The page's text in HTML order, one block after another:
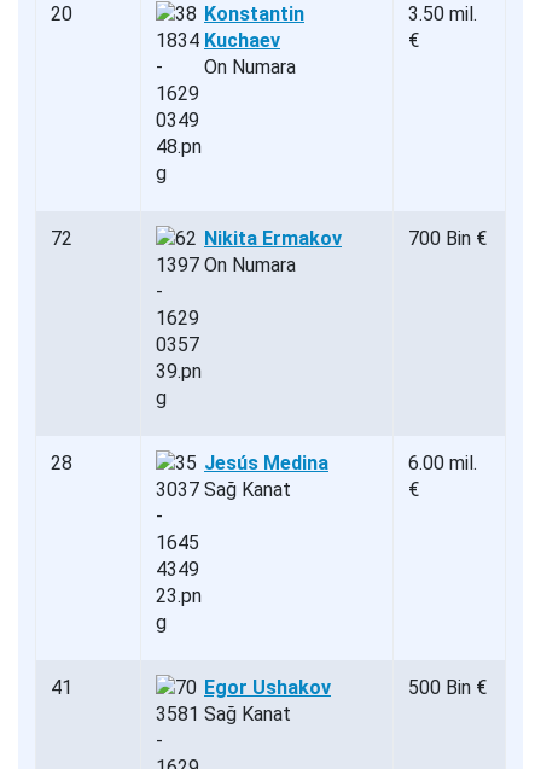
20
Konstantin
Kuchaev
On Numara
3.50 mil.
€
72
Nikita Ermakov
On Numara
700 Bin €
28
Jesús Medina
Sağ Kanat
6.00 mil.
€
41
Egor Ushakov
Sağ Kanat
500 Bin €